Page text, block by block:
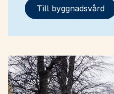
Till byggnadsvård